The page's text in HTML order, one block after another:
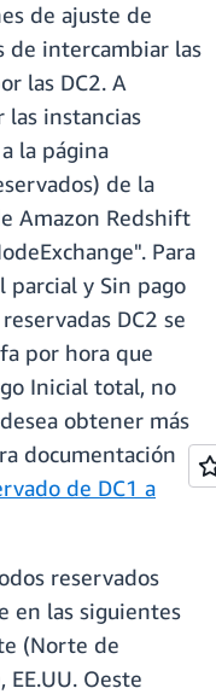
de ajuste de
de intercambiar las
las DC2. A
las instancias
la página
de la
Amazon Redshift
Para
parcial y Sin pago
DC2 se
por hora que
Inicial total, no
obtener más
documentación
de DC1 a
reservados
en las siguientes
(Norte de
EE.UU. Oeste